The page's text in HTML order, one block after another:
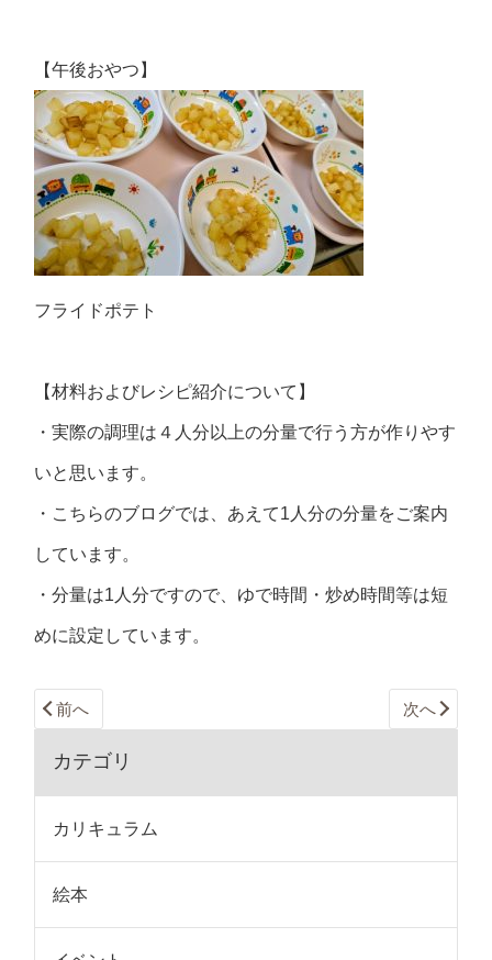
【午後おやつ】
フライドポテト
【材料およびレシピ紹介について】
・実際の調理は４人分以上の分量で行う方が作りやす
いと思います。
・こちらのブログでは、あえて1人分の分量をご案内
しています。
・分量は1人分ですので、ゆで時間・炒め時間等は短
めに設定しています。
前へ 次へ
カテゴリ
カリキュラム
絵本